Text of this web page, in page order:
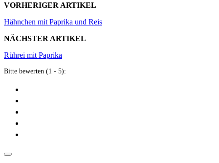
VORHERIGER ARTIKEL
Hähnchen mit Paprika und Reis
NÄCHSTER ARTIKEL
Rührei mit Paprika
Bitte bewerten (1 - 5):